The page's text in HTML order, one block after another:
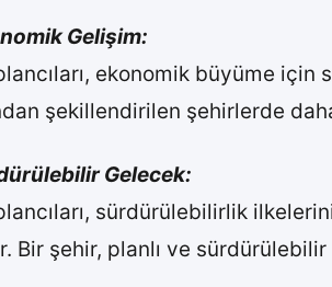
Gelişim:
ekonomik büyüme
şekillendirilen şehirlerde
Gelecek:
sürdürülebilirlik
Bir şehir, planlı ve